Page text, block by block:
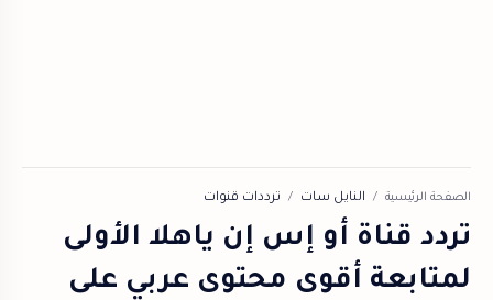
الصفحة الرئيسية النايل سات ترددات قنوات
تردد قناة أو إس إن ياهلا الأولى
لمتابعة أقوى محتوى عربي على